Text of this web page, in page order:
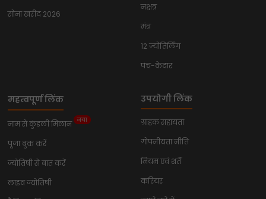
सोना खरीद 2026
नक्षत्र
मंत्र
12 ज्योतिर्लिंग
पंच-केदार
महत्वपूर्ण लिंक
नाम से कुंडली मिलान नया
पूजा बुक करें
ज्योतिषी से बात करें
लाइव ज्योतिषी
उपयोगी लिंक
ग्राहक सहायता
गोपनीयता नीति
नियम एवं शर्तें
करियर